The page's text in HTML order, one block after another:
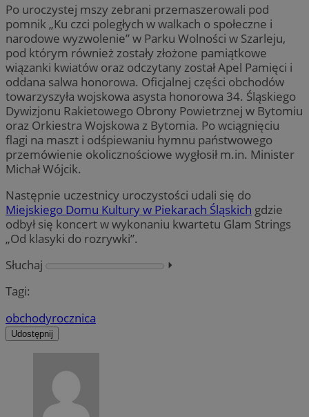
Po uroczystej mszy zebrani przemaszerowali pod
pomnik „Ku czci poległych w walkach o społeczne i
narodowe wyzwolenie” w Parku Wolności w Szarleju,
pod którym również zostały złożone pamiątkowe
wiązanki kwiatów oraz odczytany został Apel Pamięci i
oddana salwa honorowa. Oficjalnej części obchodów
towarzyszyła wojskowa asysta honorowa 34. Śląskiego
Dywizjonu Rakietowego Obrony Powietrznej w Bytomiu
oraz Orkiestra Wojskowa z Bytomia. Po wciągnięciu
flagi na maszt i odśpiewaniu hymnu państwowego
przemówienie okolicznościowe wygłosił m.in. Minister
Michał Wójcik.
Następnie uczestnicy uroczystości udali się do
Miejskiego Domu Kultury w Piekarach Śląskich gdzie
odbył się koncert w wykonaniu kwartetu Glam Strings
„Od klasyki do rozrywki”.
Słuchaj
⏵︎
Tagi:
obchodyrocznica
Udostępnij